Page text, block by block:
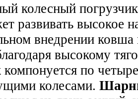
колесный
развивать высокое
внедрении
высокому
по
колесами.